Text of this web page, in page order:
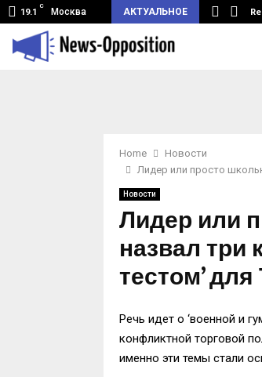
19.1
C
Москва АКТУАЛЬНОЕ
туннель из Беларуси.…
Home
Новости
Лидер или просто
Новости
Лидер или
назвал три
тестом’
Речь идет о ‘военной и
конфликтной торговой
именно эти темы стали